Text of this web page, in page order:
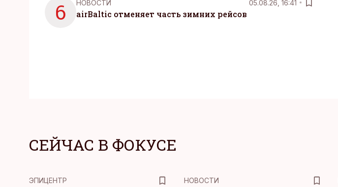
6 НОВОСТИ 05.08.26, 16:41
airBaltic отменяет часть зимних рейсов
СЕЙЧАС В ФОКУСЕ
ЭПИЦЕНТР
НОВОСТИ